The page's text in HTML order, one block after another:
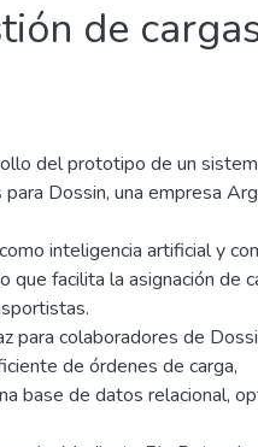
de
del prototipo de un
Dossin, una empresa
inteligencia artificial y
que facilita la asignación de
para colaboradores de
de órdenes de carga,
base de datos relacional,